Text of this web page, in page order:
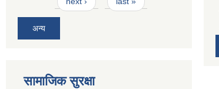
अन्य
सामाजिक सुरक्षा